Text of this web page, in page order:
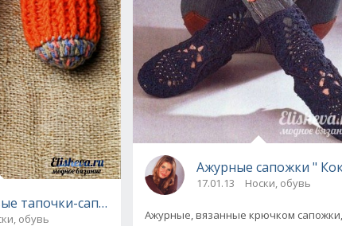
тапочки-сапожки, вязаные крючком
обувь
Ажурные сапожки "
17.01.13 Носки, обувь
Ажурные, вязанные крючком